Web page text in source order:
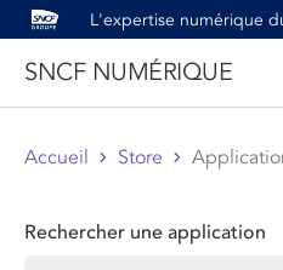
L'expertise numérique
SNCF NUMÉRIQUE
Accueil Store
Rechercher une application